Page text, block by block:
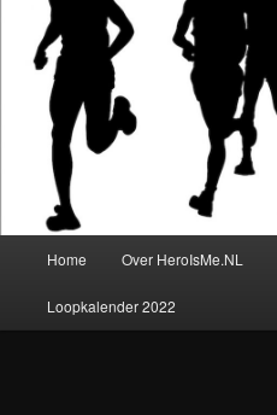
Home Over HeroIsMe.NL
Loopkalender 2022